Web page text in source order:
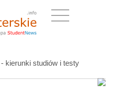
kierunki studiów i testy